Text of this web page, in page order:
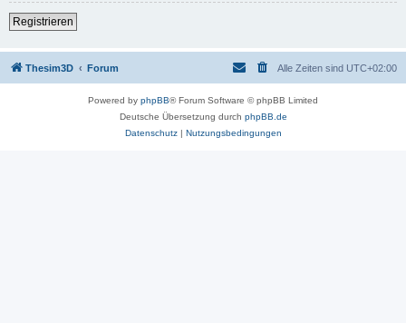
Registrieren
Thesim3D Forum Alle Zeiten sind UTC+02:00
Powered by phpBB® Forum Software © phpBB Limited
Deutsche Übersetzung durch phpBB.de
Datenschutz| Nutzungsbedingungen